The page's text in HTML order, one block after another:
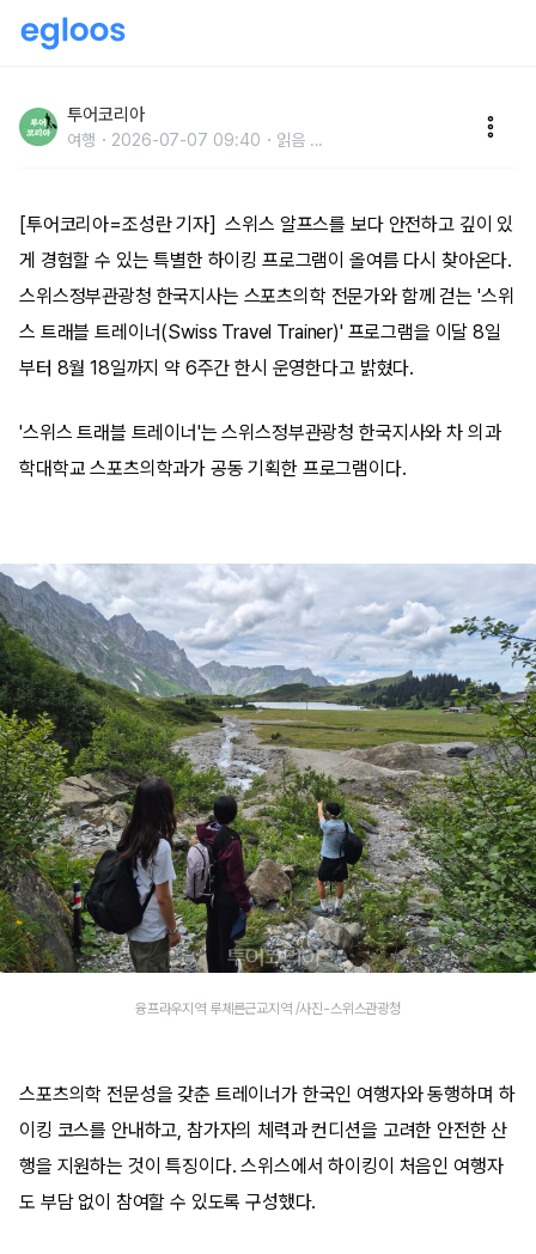
이너’ 올여름 한정 운영
투어코리아
여행 2026-07-07 09:40 읽음 ...
[투어코리아=조성란 기자] 스위스 알프스를 보다 안전하고 깊이 있
게 경험할 수 있는 특별한 하이킹 프로그램이 올여름 다시 찾아온다.
스위스정부관광청 한국지사는 스포츠의학 전문가와 함께 걷는 '스위
스 트래블 트레이너(Swiss Travel Trainer)' 프로그램을 이달 8일
부터 8월 18일까지 약 6주간 한시 운영한다고 밝혔다.
'스위스 트래블 트레이너'는 스위스정부관광청 한국지사와 차 의과
학대학교 스포츠의학과가 공동 기획한 프로그램이다.
융프라우지역 루체른근교지역 /사진-스위스관광청
스포츠의학 전문성을 갖춘 트레이너가 한국인 여행자와 동행하며 하
이킹 코스를 안내하고, 참가자의 체력과 컨디션을 고려한 안전한 산
행을 지원하는 것이 특징이다. 스위스에서 하이킹이 처음인 여행자
도 부담 없이 참여할 수 있도록 구성했다.